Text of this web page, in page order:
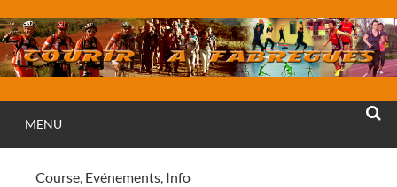
au
contenu
MENU
Course, Evénements, Info